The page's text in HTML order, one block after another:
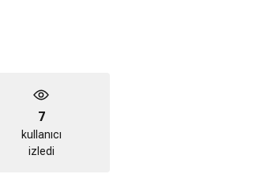
7
kullanıcı
izledi